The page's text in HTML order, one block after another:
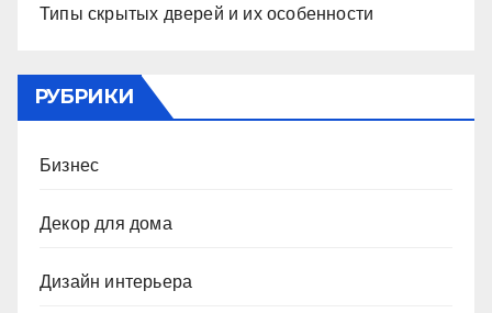
Типы скрытых дверей и их особенности
РУБРИКИ
Бизнес
Декор для дома
Дизайн интерьера